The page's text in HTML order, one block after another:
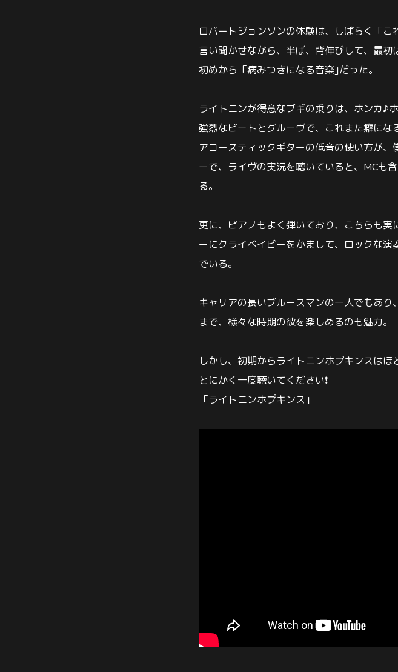
ロバートジョンソンの体験は、しばらく「
言い聞かせながら、半ば、背伸びして、最初
初めから「病みつきになる音楽｣だった。
ライトニンが得意なブギの乗りは、ホンカ♪
強烈なビートとグルーヴで、これまた癖に
アコースティックギターの低音の使い方が
ーで、ライヴの実況を聴いていると、MCも
る。
更に、ピアノもよく弾いており、こちらも
ーにクライベイビーをかまして、ロックな
でいる。
キャリアの長いブルースマンの一人でもあ
まで、様々な時期の彼を楽しめるのも魅力。
しかし、初期からライトニンホプキンスはほ
とにかく一度聴いてください❗
「ライトニンホプキンス｣